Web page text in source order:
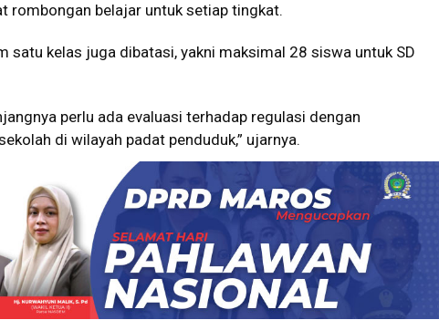
rombongan belajar untuk setiap tingkat.
satu kelas juga dibatasi, yakni maksimal 28 siswa untuk SD
perlu ada evaluasi terhadap regulasi dengan
di wilayah padat penduduk,” ujarnya.